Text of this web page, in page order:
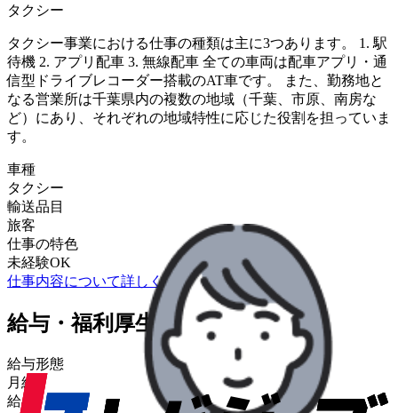
タクシー
タクシー事業における仕事の種類は主に3つあります。 1. 駅
待機 2. アプリ配車 3. 無線配車 全ての車両は配車アプリ・通
信型ドライブレコーダー搭載のAT車です。 また、勤務地と
なる営業所は千葉県内の複数の地域（千葉、市原、南房な
ど）にあり、それぞれの地域特性に応じた役割を担っていま
す。
車種
タクシー
輸送品目
旅客
仕事の特色
未経験OK
仕事内容について詳しく知りたい
給与・福利厚生
給与形態
月給
給与